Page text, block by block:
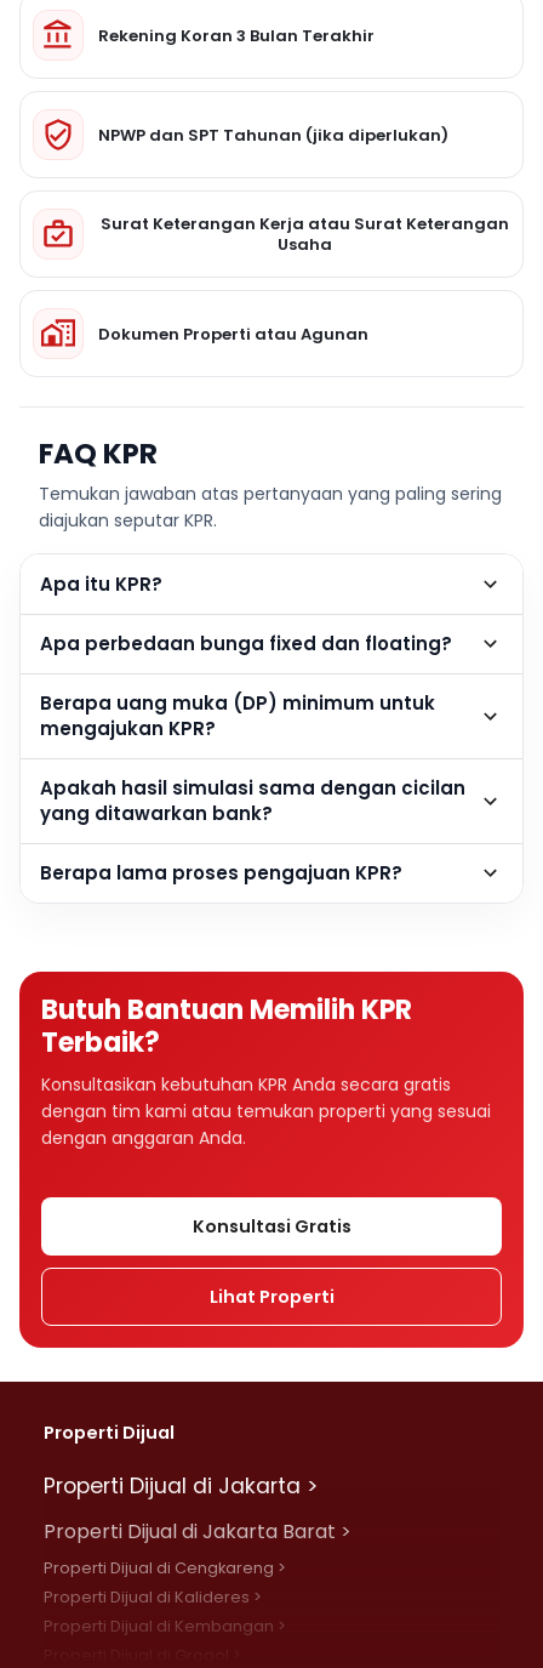
Rekening Koran 3 Bulan Terakhir
NPWP dan SPT Tahunan (jika diperlukan)
Surat Keterangan Kerja atau Surat Keterangan
Usaha
Dokumen Properti atau Agunan
FAQ KPR
Temukan jawaban atas pertanyaan yang paling sering
diajukan seputar KPR.
Apa itu KPR?
Apa perbedaan bunga fixed dan floating?
Berapa uang muka (DP) minimum untuk
mengajukan KPR?
Apakah hasil simulasi sama dengan cicilan
yang ditawarkan bank?
Berapa lama proses pengajuan KPR?
Butuh Bantuan Memilih KPR
Terbaik?
Konsultasikan kebutuhan KPR Anda secara gratis
dengan tim kami atau temukan properti yang sesuai
dengan anggaran Anda.
Konsultasi Gratis
Lihat Properti
Properti Dijual
Properti Dijual di Jakarta >
Properti Dijual di Jakarta Barat >
Properti Dijual di Cengkareng >
Properti Dijual di Kalideres >
Properti Dijual di Kembangan >